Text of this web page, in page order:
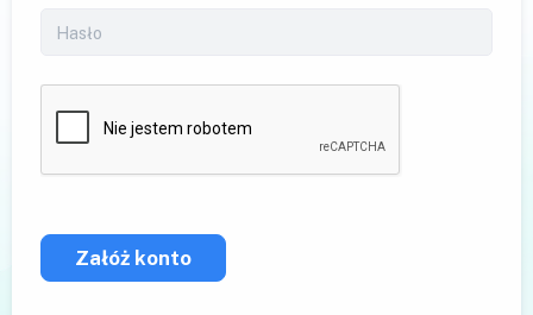
Załóż konto